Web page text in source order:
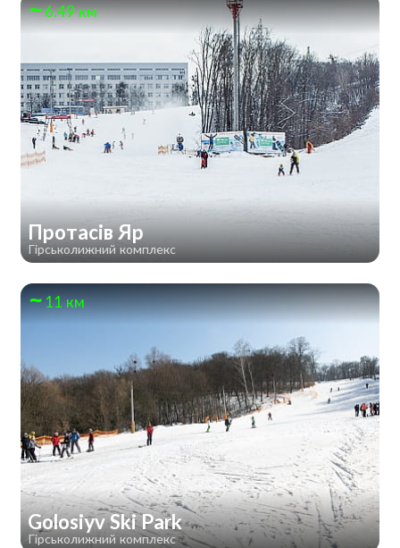
6.49 км
Протасів Яр
Гірськолижний комплекс
11 км
Golosiyv Ski Park
Гірськолижний комплекс